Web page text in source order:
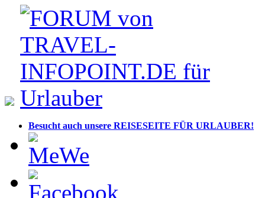
Besucht auch unsere REISESEITE FÜR URLAUBER!